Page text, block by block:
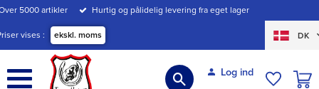
Menu
5000 artikler Hurtig og pålidelig levering fra eget lager
vises ekskl. moms DK
Log ind